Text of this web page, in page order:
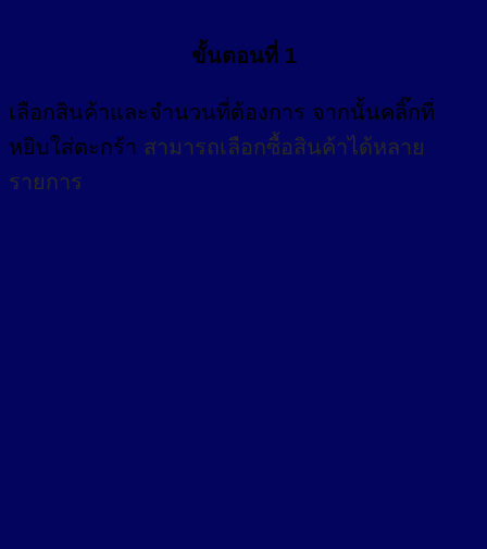
ขั้นตอนที่ 1
เลือกสินค้าและจำนวนที่ต้องการ จากนั้นคลิ๊กที่
หยิบใส่ตะกร้า สามารถเลือกซื้อสินค้าได้หลาย
รายการ